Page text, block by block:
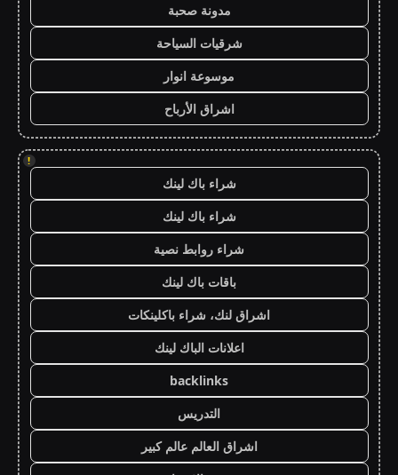
مدونة صحبة
شرقيات السياحة
موسوعة انوار
اشراق الأرباح
!
شراء باك لينك
شراء باك لينك
شراء روابط نصية
باقات باك لينك
اشراق لنك، شراء باكلينكات
اعلانات الباك لينك
backlinks
التدريس
اشراق العالم عالم كبير